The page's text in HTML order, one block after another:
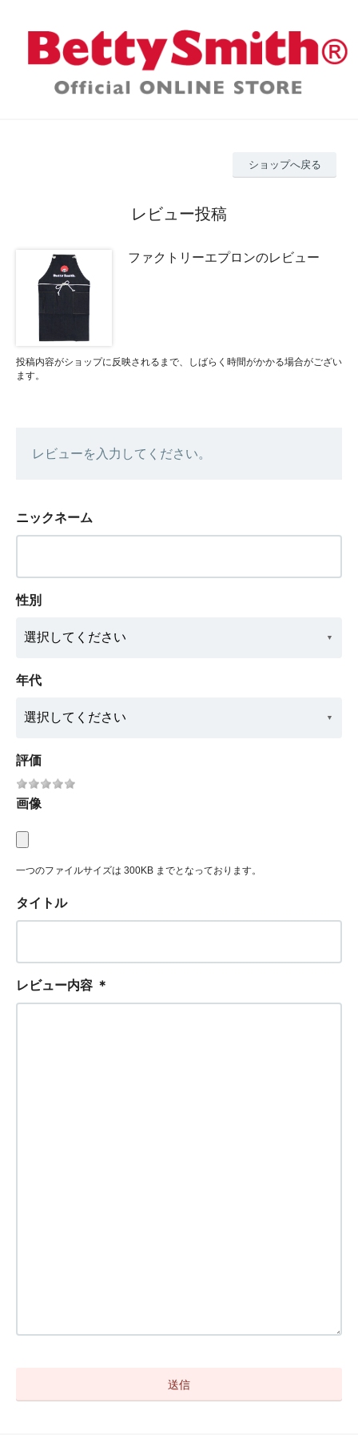
ショップへ戻る
レビュー投稿
ファクトリーエプロンのレビュー
投稿内容がショップに反映されるまで、しばらく時間がかかる場合がござい
ます。
レビューを入力してください。
ニックネーム
性別
年代
評価
画像
一つのファイルサイズは 300KB までとなっております。
タイトル
レビュー内容 ＊